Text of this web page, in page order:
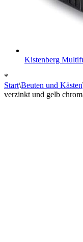
Kistenberg
*
Start\Beuten und Kästen
verzinkt und gelb